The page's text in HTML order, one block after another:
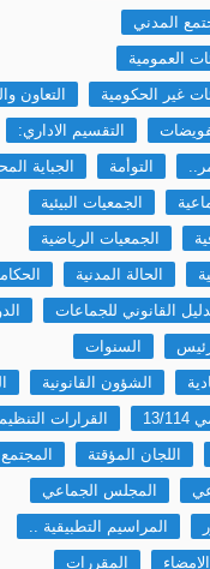
المدني
العمومية
غير الحكومية
التعاون
التقسيم الاداري:
التوأمة
الجباية
الجمعيات البيئية
الجمعيات الرياضية
الحالة المدنية
القانوني للجماعات
السنوات
الشؤون القانونية
114
القرارات
اللجان المؤقتة
المجلس الجماعي
المراسيم التطبيقية ..
المقررات